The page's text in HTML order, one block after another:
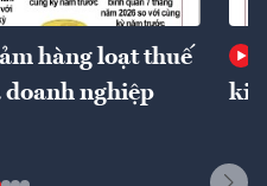
hàng loạt thuế
doanh nghiệp